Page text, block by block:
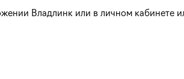
Владлинк или в личном кабинете